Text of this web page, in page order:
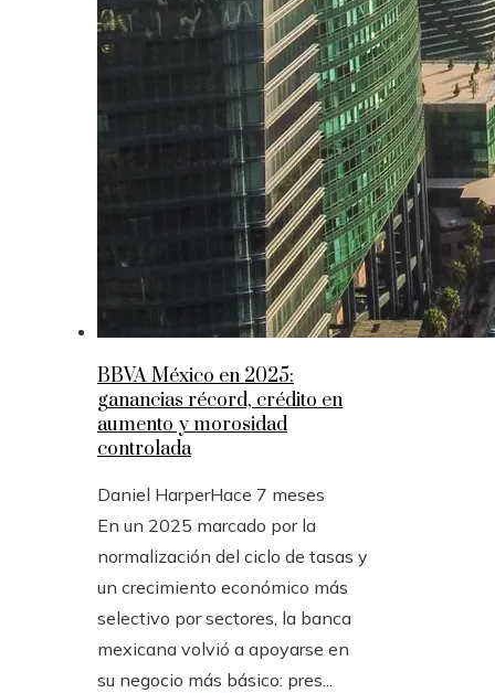
BBVA México en 2025:
ganancias récord, crédito en
aumento y morosidad
controlada
Daniel HarperHace 7 meses
En un 2025 marcado por la
normalización del ciclo de tasas y
un crecimiento económico más
selectivo por sectores, la banca
mexicana volvió a apoyarse en
su negocio más básico: pres...